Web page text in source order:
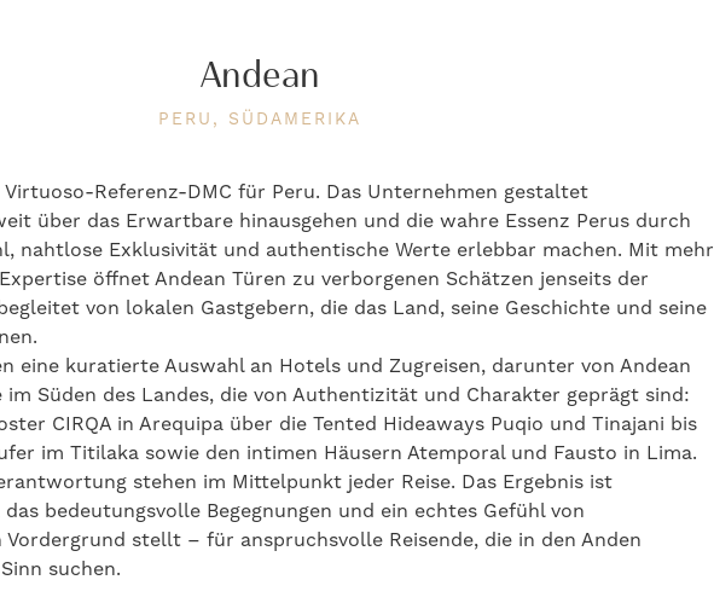
Andean
PERU, SÜDAMERIKA
Virtuoso-Referenz-DMC für Peru. Das Unternehmen gestaltet
über das Erwartbare hinausgehen und die wahre Essenz Perus durch
nahtlose Exklusivität und authentische Werte erlebbar machen. Mit mehr
öffnet Andean Türen zu verborgenen Schätzen jenseits der
von lokalen Gastgebern, die das Land, seine Geschichte und seine
eine kuratierte Auswahl an Hotels und Zugreisen, darunter von Andean
Süden des Landes, die von Authentizität und Charakter geprägt sind:
CIRQA in Arequipa über die Tented Hideaways Puqio und Tinajani bis
im Titilaka sowie den intimen Häusern Atemporal und Fausto in Lima.
stehen im Mittelpunkt jeder Reise. Das Ergebnis ist
das bedeutungsvolle Begegnungen und ein echtes Gefühl von
Vordergrund stellt – für anspruchsvolle Reisende, die in den Anden
suchen.